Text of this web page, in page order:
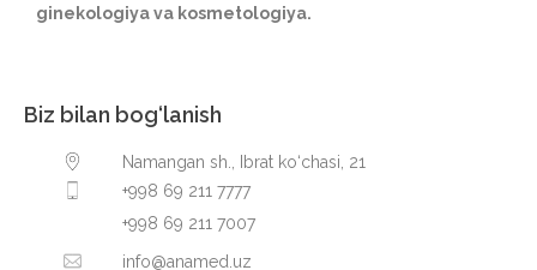
ginekologiya va kosmetologiya.
Biz bilan bog‘lanish
Namangan sh., Ibrat ko‘chasi, 21
+998 69 211 7777
+998 69 211 7007
info@anamed.uz